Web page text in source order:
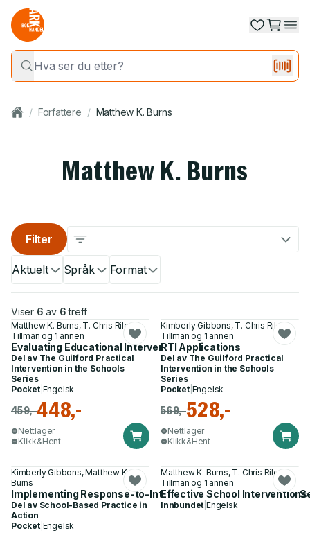
/ Forfattere / Matthew K. Burns
Matthew K. Burns
Aktuelt Språk Format
Filter
Viser 6 av 6 treff
Matthew K. Burns, T. Chris Riley-
Tillman og 1 annen
Evaluating Educational Interventions
Del av The Guilford Practical
Intervention in the Schools
Series
Pocket| Engelsk
459,-448,-
Nettlager
Klikk&Hent
Kimberly Gibbons, T. Chris Riley-
Tillman og 1 annen
RTI Applications
Del av The Guilford Practical
Intervention in the Schools
Series
Pocket| Engelsk
569,-528,-
Nettlager
Klikk&Hent
Kimberly Gibbons, Matthew K.
Burns
Implementing Response-to-Intervention in Elementary and
Del av School-Based Practice in
Action
Pocket| Engelsk
Matthew K. Burns, T. Chris Riley-
Tillman og 1 annen
Effective School Interventions
Innbundet |Engelsk